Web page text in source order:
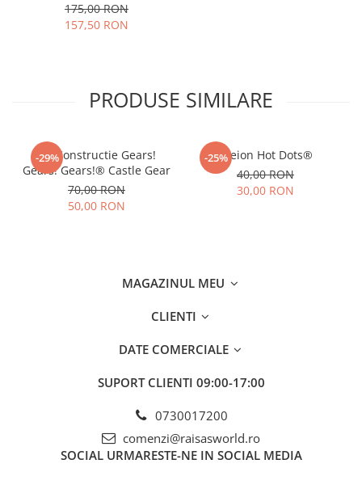
175,00 RON
157,50 RON
PRODUSE SIMILARE
-29%
Joc Constructie Gears!
Gears! Gears!® Castle Gear
70,00 RON
50,00 RON
-25%Creion Hot Dots®
40,00 RON
30,00 RON
MAGAZINUL MEU
CLIENTI
DATE COMERCIALE
SUPORT CLIENTI 09:00-17:00
0730017200
comenzi@raisasworld.ro
SOCIAL URMARESTE-NE IN SOCIAL MEDIA